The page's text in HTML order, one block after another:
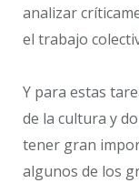
analizar
el trabajo
Y para estas
de la cultura y
tener gran
algunos de los